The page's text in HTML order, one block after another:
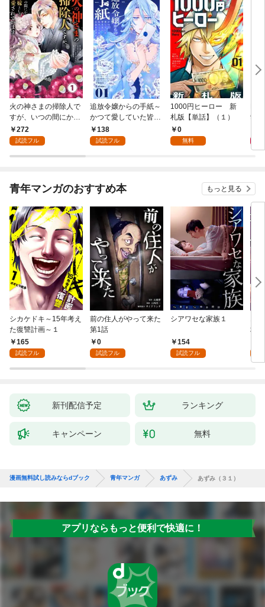
火の神さまの掃除人で
すが、いつの間にか花
嫁として溺愛されてい
ます【単話】（１）
272
試読フル
追放令嬢からの手紙～
かつて愛していた皆さ
まへ 私のことなどお忘
れですか？～【単話】
138
試読フル
1000円ヒーロー 新
札版【単話】（１）
0
無料
9.5
青年マンガのおすすめ本 もっと見る
シカケドキ～15年考え
た復讐計画～１
165
試読フル
前の住人がやって来た
第1話
0
試読フル
シアワセな家族１
154
試読フル
地
新刊配信予定 ランキング
キャンペーン 無料
漫画無料試し読みならdブック 青年マンガ あずみ あずみ（３１）
アプリならもっと便利で快適に！